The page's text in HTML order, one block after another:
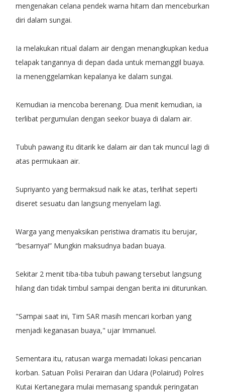
mengenakan celana pendek warna hitam dan menceburkan
diri dalam sungai.
Ia melakukan ritual dalam air dengan menangkupkan kedua
telapak tangannya di depan dada untuk memanggil buaya.
Ia menenggelamkan kepalanya ke dalam sungai.
Kemudian ia mencoba berenang. Dua menit kemudian, ia
terlibat pergumulan dengan seekor buaya di dalam air.
Tubuh pawang itu ditarik ke dalam air dan tak muncul lagi di
atas permukaan air.
Supriyanto yang bermaksud naik ke atas, terlihat seperti
diseret sesuatu dan langsung menyelam lagi.
Warga yang menyaksikan peristiwa dramatis itu berujar,
“besarnya!” Mungkin maksudnya badan buaya.
Sekitar 2 menit tiba-tiba tubuh pawang tersebut langsung
hilang dan tidak timbul sampai dengan berita ini diturunkan.
"Sampai saat ini, Tim SAR masih mencari korban yang
menjadi keganasan buaya," ujar Immanuel.
Sementara itu, ratusan warga memadati lokasi pencarian
korban. Satuan Polisi Perairan dan Udara (Polairud) Polres
Kutai Kertanegara mulai memasang spanduk peringatan